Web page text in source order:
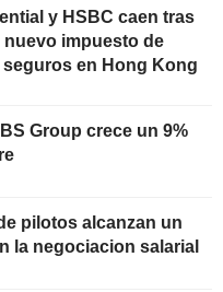
y HSBC caen tras
impuesto de
en Hong Kong
Group crece un 9%
pilotos alcanzan un
la negociacion salarial